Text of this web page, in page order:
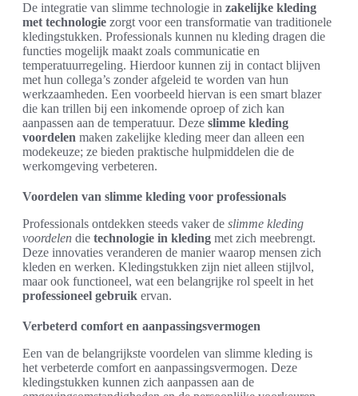
De integratie van slimme technologie in zakelijke kleding
met technologie zorgt voor een transformatie van traditionele
kledingstukken. Professionals kunnen nu kleding dragen die
functies mogelijk maakt zoals communicatie en
temperatuurregeling. Hierdoor kunnen zij in contact blijven
met hun collega’s zonder afgeleid te worden van hun
werkzaamheden. Een voorbeeld hiervan is een smart blazer
die kan trillen bij een inkomende oproep of zich kan
aanpassen aan de temperatuur. Deze slimme kleding
voordelen maken zakelijke kleding meer dan alleen een
modekeuze; ze bieden praktische hulpmiddelen die de
werkomgeving verbeteren.
Voordelen van slimme kleding voor professionals
Professionals ontdekken steeds vaker de slimme kleding
voordelen die technologie in kleding met zich meebrengt.
Deze innovaties veranderen de manier waarop mensen zich
kleden en werken. Kledingstukken zijn niet alleen stijlvol,
maar ook functioneel, wat een belangrijke rol speelt in het
professioneel gebruik ervan.
Verbeterd comfort en aanpassingsvermogen
Een van de belangrijkste voordelen van slimme kleding is
het verbeterde comfort en aanpassingsvermogen. Deze
kledingstukken kunnen zich aanpassen aan de